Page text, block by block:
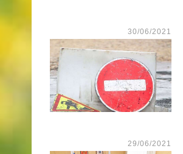
30/06/2021
29/06/2021